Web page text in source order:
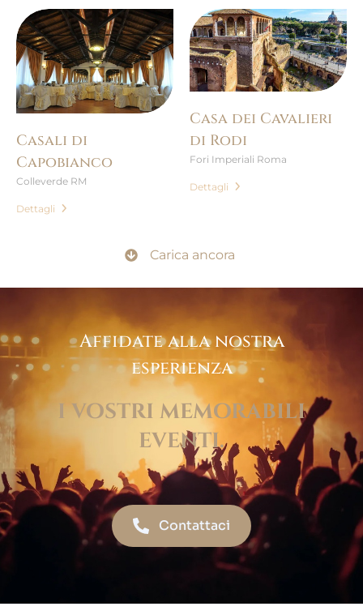
Casali di
Capobianco
Colleverde RM
Dettagli
Casa dei Cavalieri
di Rodi
Fori Imperiali Roma
Dettagli
Carica ancora
Affidate alla nostra
esperienza
i vostri memorabili
eventi.
Contattaci